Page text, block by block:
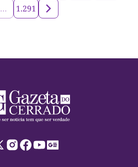
…
1.291